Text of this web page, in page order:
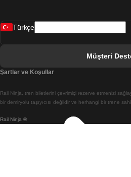
Budapeşte
Busan
Rail Ninja ®
Rail Ninja, tren biletlerini çevrimiçi rezerve etmenizi
bir demiryolu taşıyıcısı değildir ve herhangi bir trene
Türkçe
Müşteri
Şartlar ve Koşullar